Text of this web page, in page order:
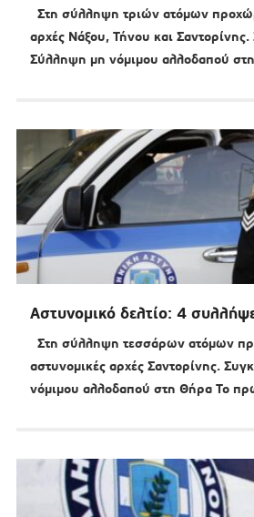
Στη σύλληψη τριών ατόμων
αρχές Νάξου, Τήνου και
Σύλληψη μη νόμιμου αλλοδαπού
Αστυνομικό δελτίο: 4
Στη σύλληψη τεσσάρων ατόμων
αστυνομικές αρχές Σαντορίνης.
νόμιμου αλλοδαπού στη Θήρα Το